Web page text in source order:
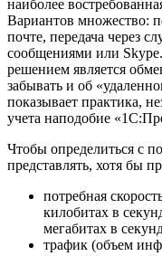
наиболее
Вариантов множество:
почте, передача через
сообщениями или
решением является
забывать и об
показывает практика,
учета наподобие
Чтобы определиться с
представлять, хотя бы
потребная
килобитах в
мегабитах в
трафик (объем